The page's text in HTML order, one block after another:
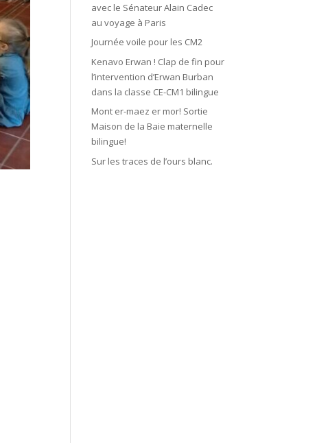
avec le Sénateur Alain Cadec
au voyage à Paris
Journée voile pour les CM2
Kenavo Erwan ! Clap de fin pour
l’intervention d’Erwan Burban
dans la classe CE-CM1 bilingue
Mont er-maez er mor! Sortie
Maison de la Baie maternelle
bilingue!
Sur les traces de l’ours blanc.